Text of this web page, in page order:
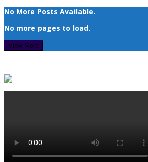
No More Posts Available.
No more pages to load.
View More